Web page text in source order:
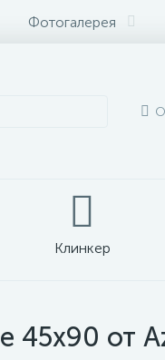
Фотогалерея
Клинкер
45x90 от